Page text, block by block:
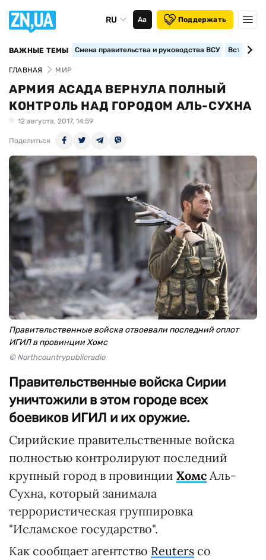
RU Аа Поддержать
ВАЖНЫЕ ТЕМЫ Смена правительства и руководства ВСУ
ГЛАВНАЯ МИР
АРМИЯ АСАДА ВЕРНУЛА ПОЛНЫЙ
КОНТРОЛЬ НАД ГОРОДОМ АЛЬ-СУХНА
12 августа, 2017, 14:59
Поделиться
Правительственные войска отвоевали последний оплот
ИГИЛ в провинции Хомс
© Northcountrypublicradio
Правительственные войска Сирии
уничтожили в этом городе всех
боевиков ИГИЛ и их оружие.
Сирийские правительственные войска
полностью контролируют последний
крупный город в провинции Хомс Аль-
Сухна, который занимала
террористическая группировка
"Исламское государство".
Как сообщает агентство Reuters со